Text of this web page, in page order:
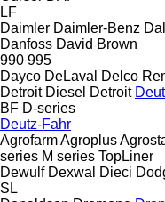
LF
Daimler Daimler-Benz
Danfoss David Brown
990 995
Dayco DeLaval Delco
Detroit Diesel Detroit
BF D-series
Deutz-Fahr
AgrofarmAgroplus
series M series TopLiner
Dewulf Dexwal Dieci
SL